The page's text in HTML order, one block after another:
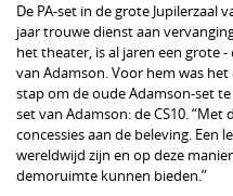
De PA-set in de grote Jupilerzaal
jaar trouwe dienst aan
het theater, is al jaren een grote
van Adamson. Voor hem was
stap om de oude Adamson-set
set van Adamson: de CS10.
concessies aan de beleving. Een
wereldwijd zijn en op deze
demoruimte kunnen bieden.”